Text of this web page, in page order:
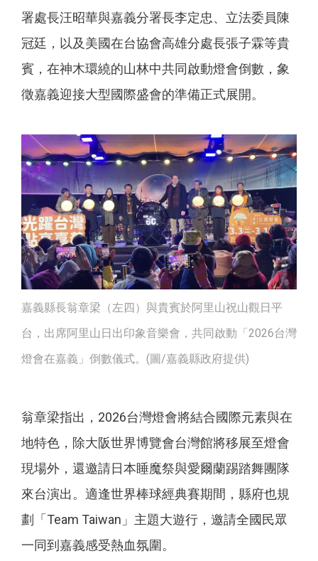
署處長汪昭華與嘉義分署長李定忠、立法委員陳
冠廷，以及美國在台協會高雄分處長張子霖等貴
賓，在神木環繞的山林中共同啟動燈會倒數，象
徵嘉義迎接大型國際盛會的準備正式展開。
嘉義縣長翁章梁（左四）與貴賓於阿里山祝山觀日平
台，出席阿里山日出印象音樂會，共同啟動「2026台灣
燈會在嘉義」倒數儀式。(圖/嘉義縣政府提供)
翁章梁指出，2026台灣燈會將結合國際元素與在
地特色，除大阪世界博覽會台灣館將移展至燈會
現場外，還邀請日本睡魔祭與愛爾蘭踢踏舞團隊
來台演出。適逢世界棒球經典賽期間，縣府也規
劃「Team Taiwan」主題大遊行，邀請全國民眾
一同到嘉義感受熱血氛圍。